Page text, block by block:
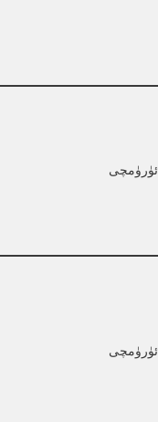
ئۈرۈمچى
ئۈرۈمچى